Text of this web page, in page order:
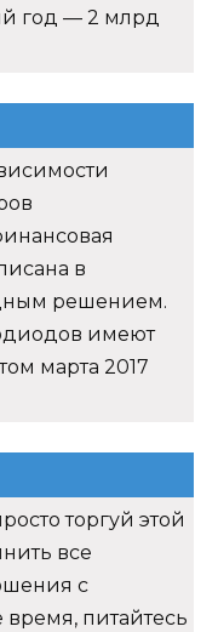
год — 2 млрд
в
решением.
имеют
марта 2017
торгуй этой
все
с
питайтесь